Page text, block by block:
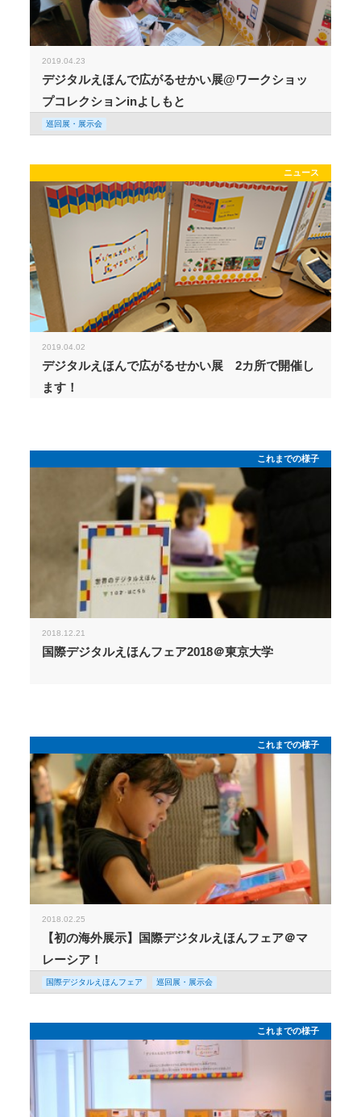
2019.04.23
デジタルえほんで広がるせかい展@ワークショッ
プコレクションinよしもと
巡回展・展示会
ニュース
2019.04.02
デジタルえほんで広がるせかい展 2カ所で開催し
ます！
これまでの様子
2018.12.21
国際デジタルえほんフェア2018＠東京大学
これまでの様子
2018.02.25
【初の海外展示】国際デジタルえほんフェア＠マ
レーシア！
国際デジタルえほんフェア 巡回展・展示会
これまでの様子